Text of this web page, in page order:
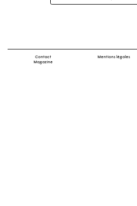
Contact
Magazine
Mentions légales